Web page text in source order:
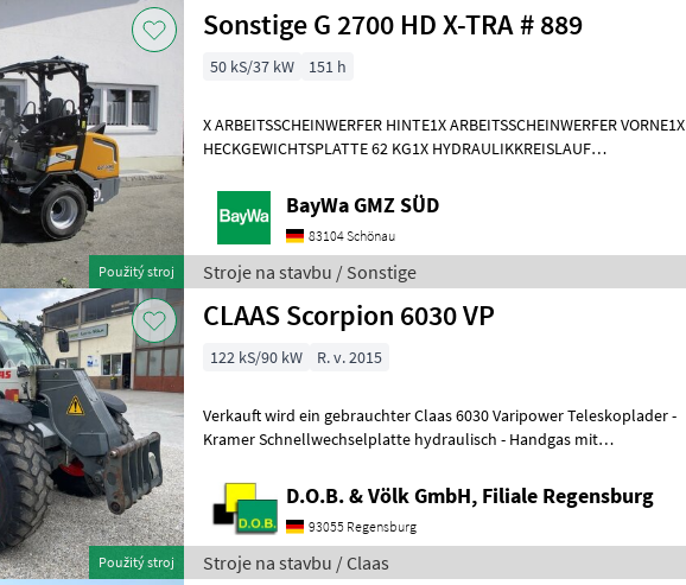
Použitý stroj
Sonstige G 2700 HD X-TRA # 889
50 kS/37 kW 151 h
X ARBEITSSCHEINWERFER HINTE1X ARBEITSSCHEINWERFER VORNE1X
HECKGEWICHTSPLATTE 62 KG1X HYDRAULIKKREISLAUF
KMDRUCKFREIERBayWa GMZ SÜD
83104 Schönau
Stroje na stavbu / Sonstige
Použitý stroj
CLAAS Scorpion 6030 VP
122 kS/90 kW R. v. 2015
Verkauft wird ein gebrauchter Claas 6030 Varipower Teleskoplader -
Kramer Schnellwechselplatte hydraulisch - Handgas mit
D.O.B. & Völk GmbH, Filiale Regensburg
93055 Regensburg
Stroje na stavbu / Claas